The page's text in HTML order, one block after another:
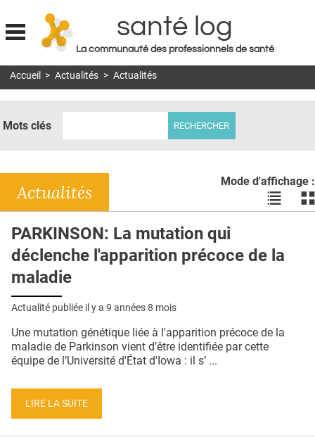
Jump to navigation
santé log
La communauté des professionnels de santé
MON COMPTE
DOSSIERS
RÉSEAUX
E-REVUE SAD
L'APP
PUBLICITÉ
CONTACT
Accueil > Actualités > Actualités
Mots clés
Mode d'affichage :
Voir
les
liste
les
Actualités
PARKINSON: La mutation qui
déclenche l'apparition précoce de la
maladie
Actualité publiée il y a 9 années 8 mois
Une mutation génétique liée à l'apparition précoce de la
maladie de Parkinson vient d’être identifiée par cette
équipe de l’Université d'État d'Iowa : il s’ ...
LIRE LA SUITE